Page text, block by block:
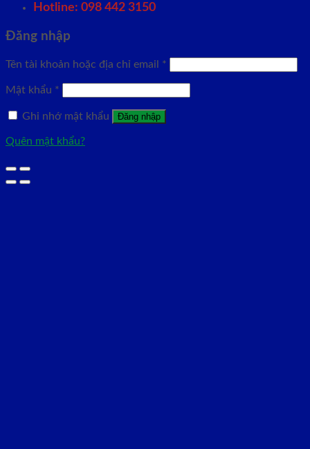
Hotline: 098 442 3150
Đăng nhập
Tên tài khoản hoặc địa chỉ email *
Mật khẩu *
Ghi nhớ mật khẩu Đăng nhập
Quên mật khẩu?